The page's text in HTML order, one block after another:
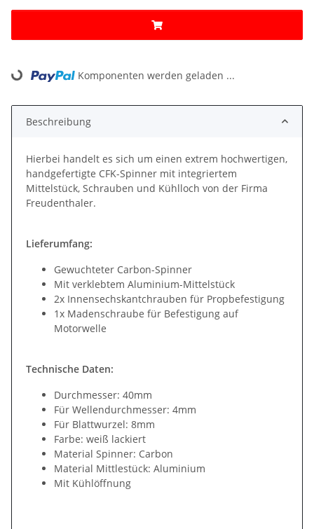
Loading... Komponenten werden geladen ...
Beschreibung
Hierbei handelt es sich um einen extrem hochwertigen,
handgefertigte CFK-Spinner mit integriertem
Mittelstück, Schrauben und Kühlloch von der Firma
Freudenthaler.
Lieferumfang:
Gewuchteter Carbon-Spinner
Mit verklebtem Aluminium-Mittelstück
2x Innensechskantchrauben für Propbefestigung
1x Madenschraube für Befestigung auf
Motorwelle
Technische Daten:
Durchmesser: 40mm
Für Wellendurchmesser: 4mm
Für Blattwurzel: 8mm
Farbe: weiß lackiert
Material Spinner: Carbon
Material Mittlestück: Aluminium
Mit Kühlöffnung